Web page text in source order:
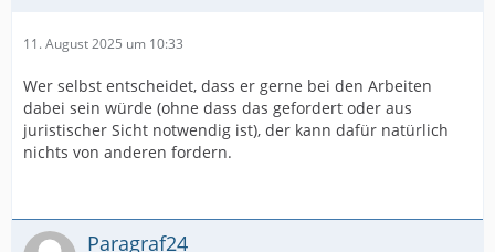
11. August 2025 um 10:33
Wer selbst entscheidet, dass er gerne bei den Arbeiten
dabei sein würde (ohne dass das gefordert oder aus
juristischer Sicht notwendig ist), der kann dafür natürlich
nichts von anderen fordern.
Paragraf24